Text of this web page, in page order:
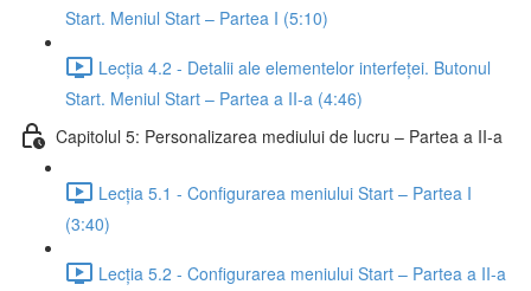
Start. Meniul Start – Partea I (5:10)
Lecția 4.2 - Detalii ale elementelor interfeței. Butonul
Start. Meniul Start – Partea a II-a (4:46)
Capitolul 5: Personalizarea mediului de lucru – Partea a II-a
Lecția 5.1 - Configurarea meniului Start – Partea I
(3:40)
Lecția 5.2 - Configurarea meniului Start – Partea a II-a